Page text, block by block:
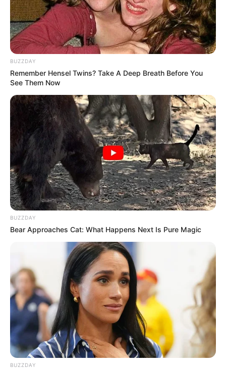
BUZZDAY
Remember Hensel Twins? Take A Deep Breath Before You
See Them Now
BUZZDAY
Bear Approaches Cat: What Happens Next Is Pure Magic
BUZZDAY